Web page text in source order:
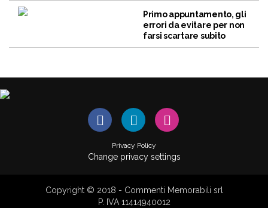
Primo appuntamento, gli
errori da evitare per non
farsi scartare subito
Privacy Policy
Change privacy settings
Copyright © 2018 - Commenti Memorabili srl
P. IVA 11414940012